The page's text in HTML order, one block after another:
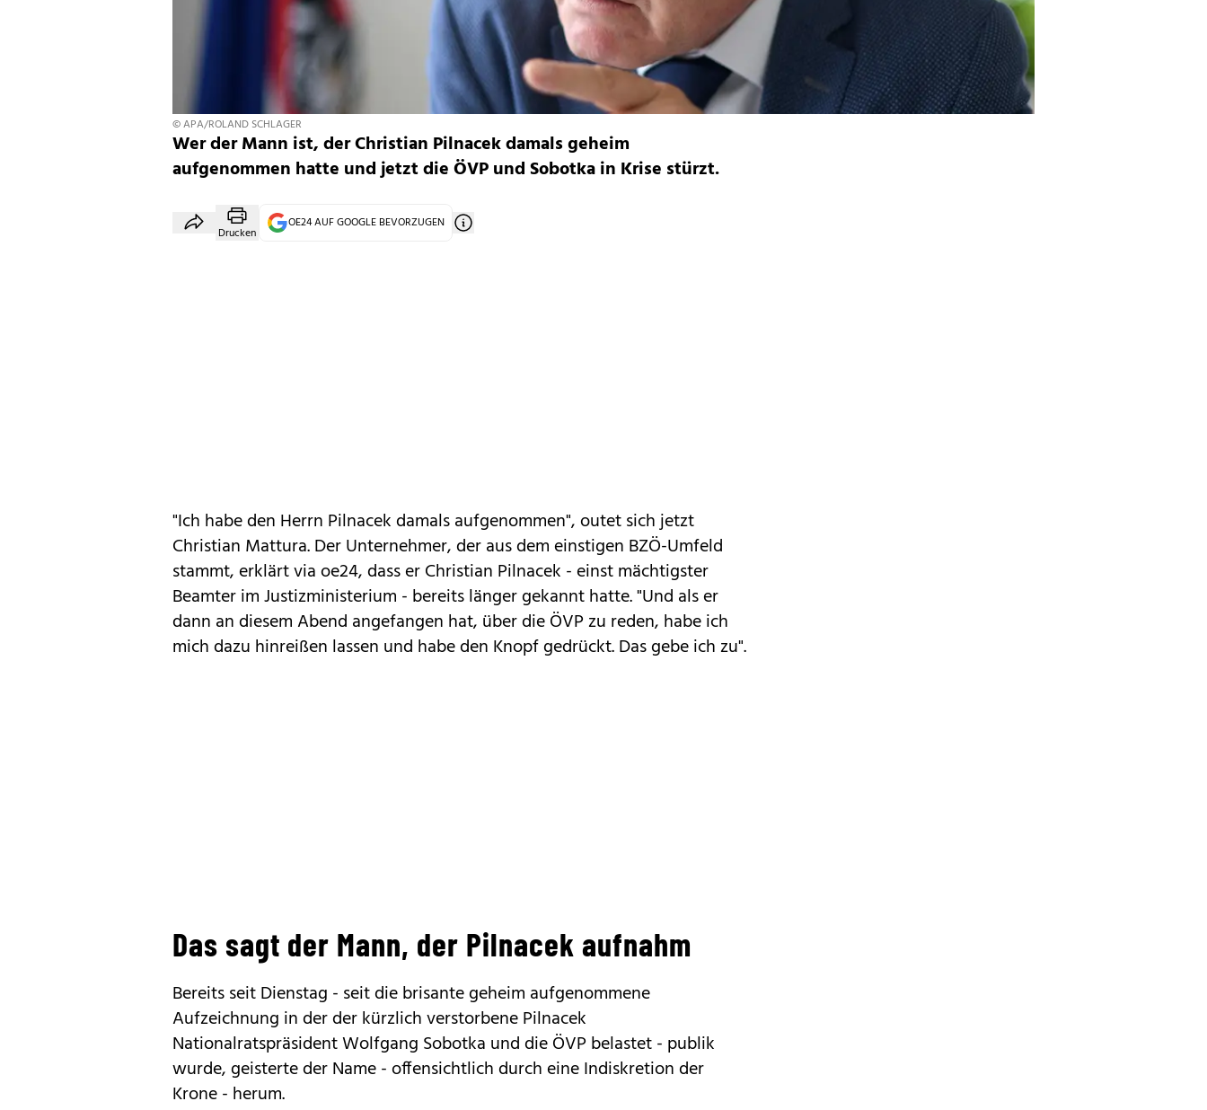
© APA/ROLAND SCHLAGER
Wer der Mann ist, der Christian Pilnacek damals geheim
aufgenommen hatte und jetzt die ÖVP und Sobotka in Krise stürzt.
Drucken
OE24 AUF GOOGLE BEVORZUGEN
"Ich habe den Herrn Pilnacek damals aufgenommen", outet sich jetzt
Christian Mattura. Der Unternehmer, der aus dem einstigen BZÖ-Umfeld
stammt, erklärt via oe24, dass er Christian Pilnacek - einst mächtigster
Beamter im Justizministerium - bereits länger gekannt hatte. "Und als er
dann an diesem Abend angefangen hat, über die ÖVP zu reden, habe ich
mich dazu hinreißen lassen und habe den Knopf gedrückt. Das gebe ich zu".
Das sagt der Mann, der Pilnacek aufnahm
Bereits seit Dienstag - seit die brisante geheim aufgenommene
Aufzeichnung in der der kürzlich verstorbene Pilnacek
Nationalratspräsident Wolfgang Sobotka und die ÖVP belastet - publik
wurde, geisterte der Name - offensichtlich durch eine Indiskretion der
Krone - herum.